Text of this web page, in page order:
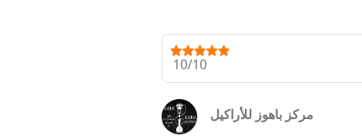
10/10
مركز باهوز للأراكيل